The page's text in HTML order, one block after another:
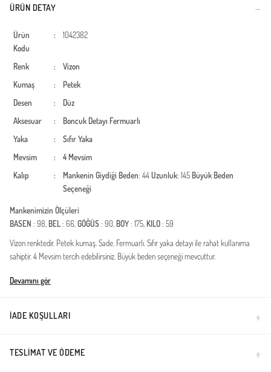
ÜRÜN DETAY
Ürün
Kodu
: 1042382
Renk :
Vizon
Kumaş
:
Petek
Desen
:
Düz
Aksesuar
: Boncuk Detayı Fermuarlı
Yaka
:
Sıfır Yaka
Mevsim
:
4 Mevsim
Kalıp
: Mankenin Giydiği Beden: 44Uzunluk: 145 Büyük Beden
Seçeneği
Mankenimizin Ölçüleri
BASEN : 98, BEL: 66,GÖĞÜS: 90, BOY: 175, KILO: 59
Vizon renktedir. Petek kumaş. Sade. Fermuarlı. Sıfır yaka detayı ile rahat kullanıma
sahiptir. 4 Mevsim tercih edebilirsiniz. Büyük beden seçeneği mevcuttur.
Türkiye'de üretilmiştir.
Devamını gör
İADE KOŞULLARI
TESLIMAT VE ÖDEME